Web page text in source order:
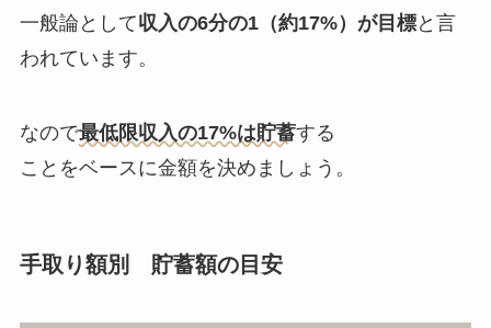
一般論として収入の6分の1（約17%）が目標と言
われています。
なので最低限収入の17%は貯蓄する
ことをベースに金額を決めましょう。
手取り額別 貯蓄額の目安